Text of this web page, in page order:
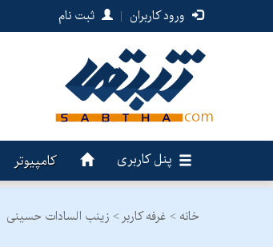
ورود کاربران | ثبت نام
پنل کاربری کامپیوتر
خانه > غرفه کاربر > زینب السادات حسینی